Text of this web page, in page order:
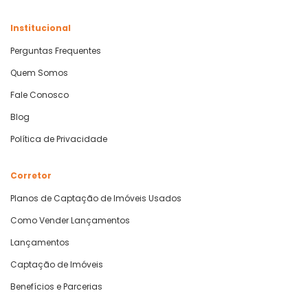
Institucional
Perguntas Frequentes
Quem Somos
Fale Conosco
Blog
Política de Privacidade
Corretor
Planos de Captação de Imóveis Usados
Como Vender Lançamentos
Lançamentos
Captação de Imóveis
Benefícios e Parcerias